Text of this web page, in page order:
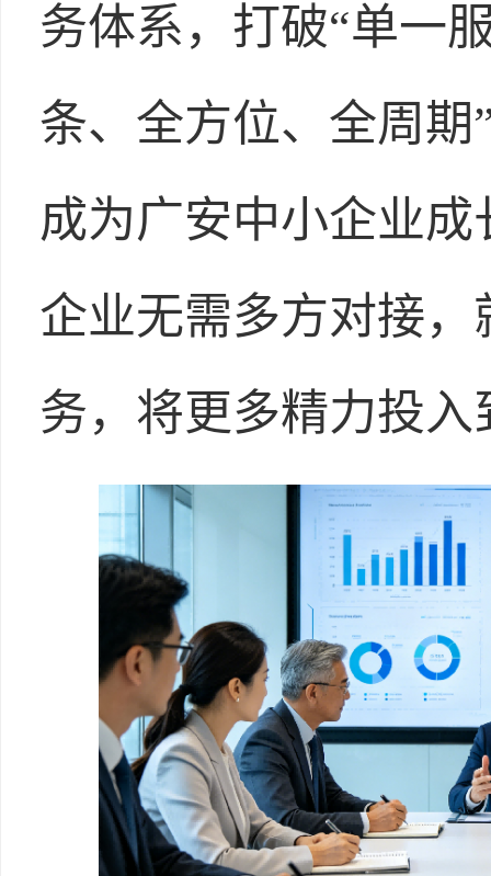
务体系，打破“单一
条、全方位、全周
成为广安中小企业成
企业无需多方对接
务，将更多精力投